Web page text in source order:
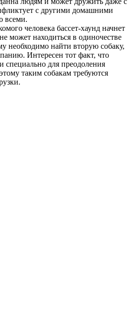
с другими домашними
всеми.
человека бассет-хаунд начнет
может находиться в одиночестве
необходимо найти вторую собаку,
Интересен тот факт, что
для преодоления
таким собакам требуются